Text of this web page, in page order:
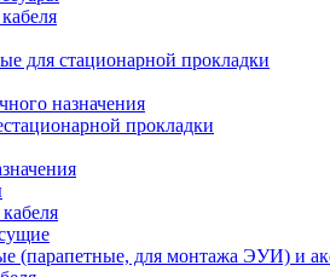
для стационарной прокладки
назначения
прокладки
(парапетные, для монтажа ЭУИ) и